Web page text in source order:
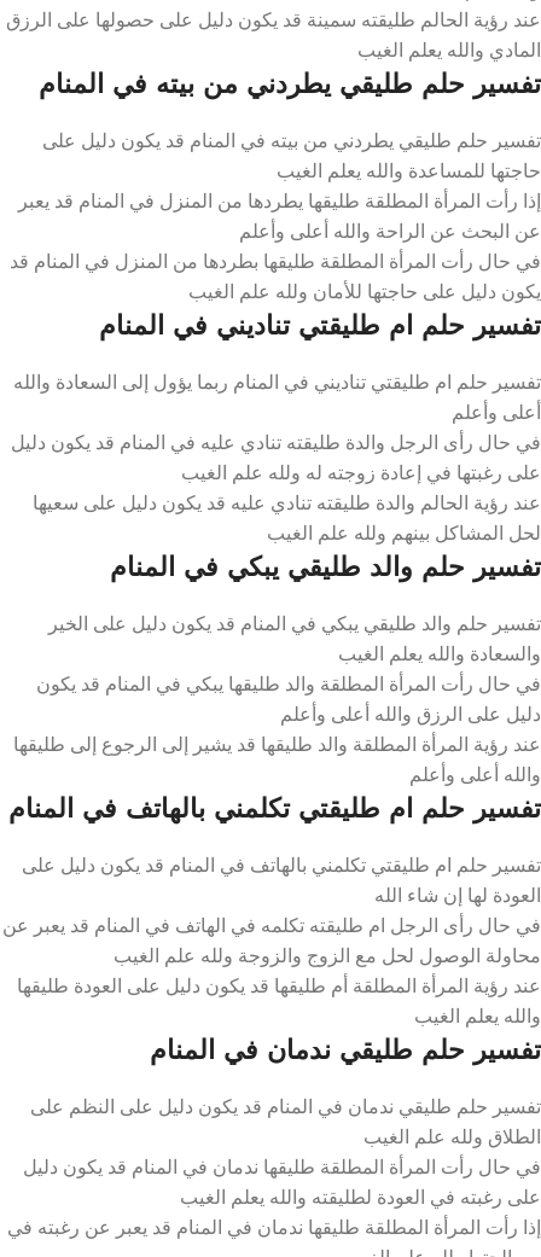
عند رؤية الحالم طليقته سمينة قد يكون دليل على حصولها على الرزق
المادي والله يعلم الغيب
تفسير حلم طليقي يطردني من بيته في المنام
تفسير حلم طليقي يطردني من بيته في المنام قد يكون دليل على
حاجتها للمساعدة والله يعلم الغيب
إذا رأت المرأة المطلقة طليقها يطردها من المنزل في المنام قد يعبر
عن البحث عن الراحة والله أعلى وأعلم
في حال رأت المرأة المطلقة طليقها بطردها من المنزل في المنام قد
يكون دليل على حاجتها للأمان ولله علم الغيب
تفسير حلم ام طليقتي تناديني في المنام
تفسير حلم ام طليقتي تناديني في المنام ربما يؤول إلى السعادة والله
أعلى وأعلم
في حال رأى الرجل والدة طليقته تنادي عليه في المنام قد يكون دليل
على رغبتها في إعادة زوجته له ولله علم الغيب
عند رؤية الحالم والدة طليقته تنادي عليه قد يكون دليل على سعيها
لحل المشاكل بينهم ولله علم الغيب
تفسير حلم والد طليقي يبكي في المنام
تفسير حلم والد طليقي يبكي في المنام قد يكون دليل على الخير
والسعادة والله يعلم الغيب
في حال رأت المرأة المطلقة والد طليقها يبكي في المنام قد يكون
دليل على الرزق والله أعلى وأعلم
عند رؤية المرأة المطلقة والد طليقها قد يشير إلى الرجوع إلى طليقها
والله أعلى وأعلم
تفسير حلم ام طليقتي تكلمني بالهاتف في المنام
تفسير حلم ام طليقتي تكلمني بالهاتف في المنام قد يكون دليل على
العودة لها إن شاء الله
في حال رأى الرجل ام طليقته تكلمه في الهاتف في المنام قد يعبر عن
محاولة الوصول لحل مع الزوج والزوجة ولله علم الغيب
عند رؤية المرأة المطلقة أم طليقها قد يكون دليل على العودة طليقها
والله يعلم الغيب
تفسير حلم طليقي ندمان في المنام
تفسير حلم طليقي ندمان في المنام قد يكون دليل على النظم على
الطلاق ولله علم الغيب
في حال رأت المرأة المطلقة طليقها ندمان في المنام قد يكون دليل
على رغبته في العودة لطليقته والله يعلم الغيب
إذا رأت المرأة المطلقة طليقها ندمان في المنام قد يعبر عن رغبته في